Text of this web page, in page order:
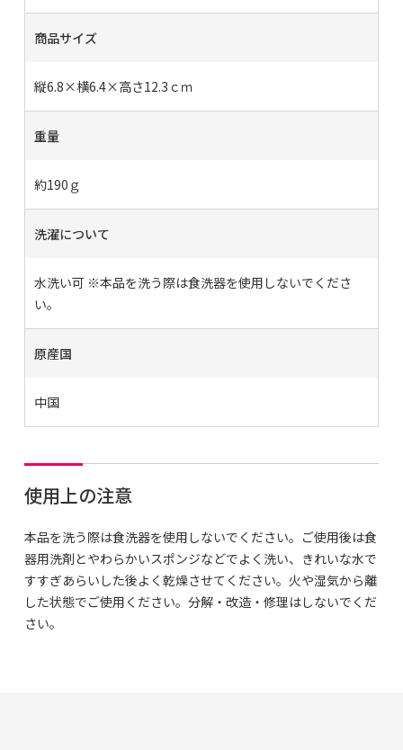
商品サイズ
縦6.8×横6.4×高さ12.3ｃｍ
重量
約190ｇ
洗濯について
水洗い可 ※本品を洗う際は食洗器を使用しないでくださ
い。
原産国
中国
使用上の注意
本品を洗う際は食洗器を使用しないでください。ご使用後は食
器用洗剤とやわらかいスポンジなどでよく洗い、きれいな水で
すすぎあらいした後よく乾燥させてください。火や湿気から離
した状態でご使用ください。分解・改造・修理はしないでくだ
さい。